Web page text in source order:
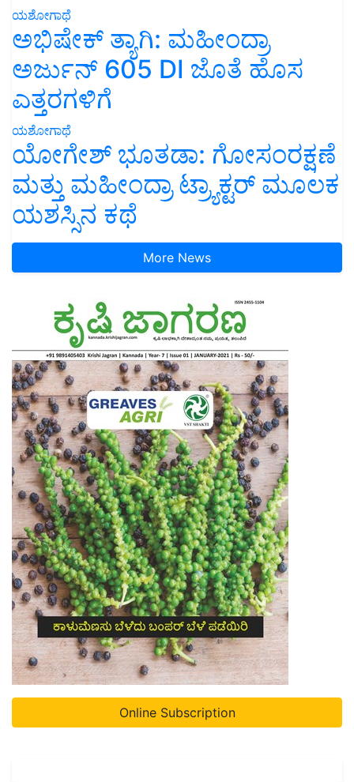
ಯಶೋಗಾಥೆ
ಅಭಿಷೇಕ್ ತ್ಯಾಗಿ: ಮಹೀಂದ್ರಾ
ಅರ್ಜುನ್ 605 DI ಜೊತೆ ಹೊಸ
ಎತ್ತರಗಳಿಗೆ
ಯಶೋಗಾಥೆ
ಯೋಗೇಶ್ ಭೂತಡಾ: ಗೋಸಂರಕ್ಷಣೆ
ಮತ್ತು ಮಹೀಂದ್ರಾ ಟ್ರ್ಯಾಕ್ಟರ್ ಮೂಲಕ
ಯಶಸ್ಸಿನ ಕಥೆ
More News
Online Subscription